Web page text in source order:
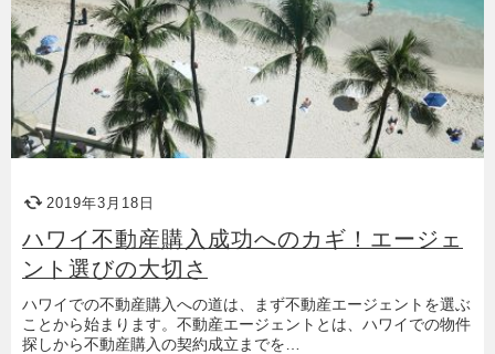
2019年3月18日
ハワイ不動産購入成功へのカギ！エージェ
ント選びの大切さ
ハワイでの不動産購入への道は、まず不動産エージェントを選ぶ
ことから始まります。不動産エージェントとは、ハワイでの物件
探しから不動産購入の契約成立までを…